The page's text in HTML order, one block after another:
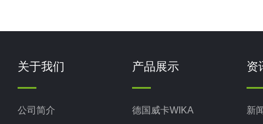
关于我们
公司简介
产品展示
德国威卡WIKA
资
新